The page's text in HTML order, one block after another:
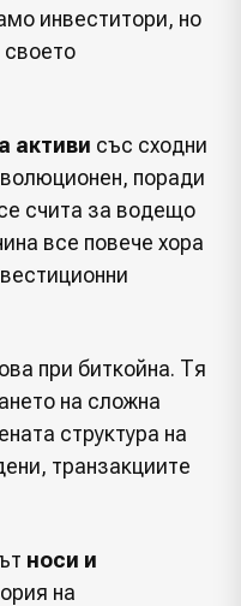
инвеститори, но
активи със сходни
поради
счита за водещо
все повече хора
при биткойна. Тя
на сложна
структура на
транзакциите
носи и
на